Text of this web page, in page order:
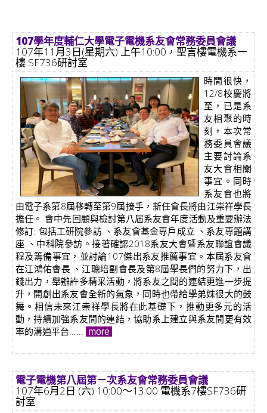
107學年度輔仁大學電子電機系友會常務委員會議
107年11月3日(星期六) 上午10:00，聖言樓電機系一
樓 SF736研討室
時間很快，
12/8校慶將
至，已是系
友相聚的時
刻，本次常
務委員會議
主要討論系
友大會相關
事宜。同時
系友會也將
由電子系第8屆移轉至第9屆接手，新任會長將由江崇祥學長
擔任。 會中先回顧與檢討第八屆系友會年度活動及重要辦法
修訂: 包括工研院參訪 、系友會基金專戶成立 、系友專題講
座 、中科院參訪。接著確認2018系友大會暨系友聯誼會議
程及籌備事宜，並討論107傑出系友推薦事宜。本屆系友會
在江鴻佑會長 、江聰培副會長及第8屆學長們的努力下，出
錢出力，舉辦許多精采活動，將系友之間的連結更進一步提
升，開創出系友會全新的氣象，同時也帶給學弟妹很大的鼓
舞。相信未來江崇祥學長將在此基礎下，推動更多元的活
動，持續加強系友間的連結，協助系上建立與系友間更有效
率的溝通平台...... more
電子電機第八屆第ㄧ次系友會常務委員會議
107年6月2日 (六) 10:00～13:00 電機系7樓SF736研
討室